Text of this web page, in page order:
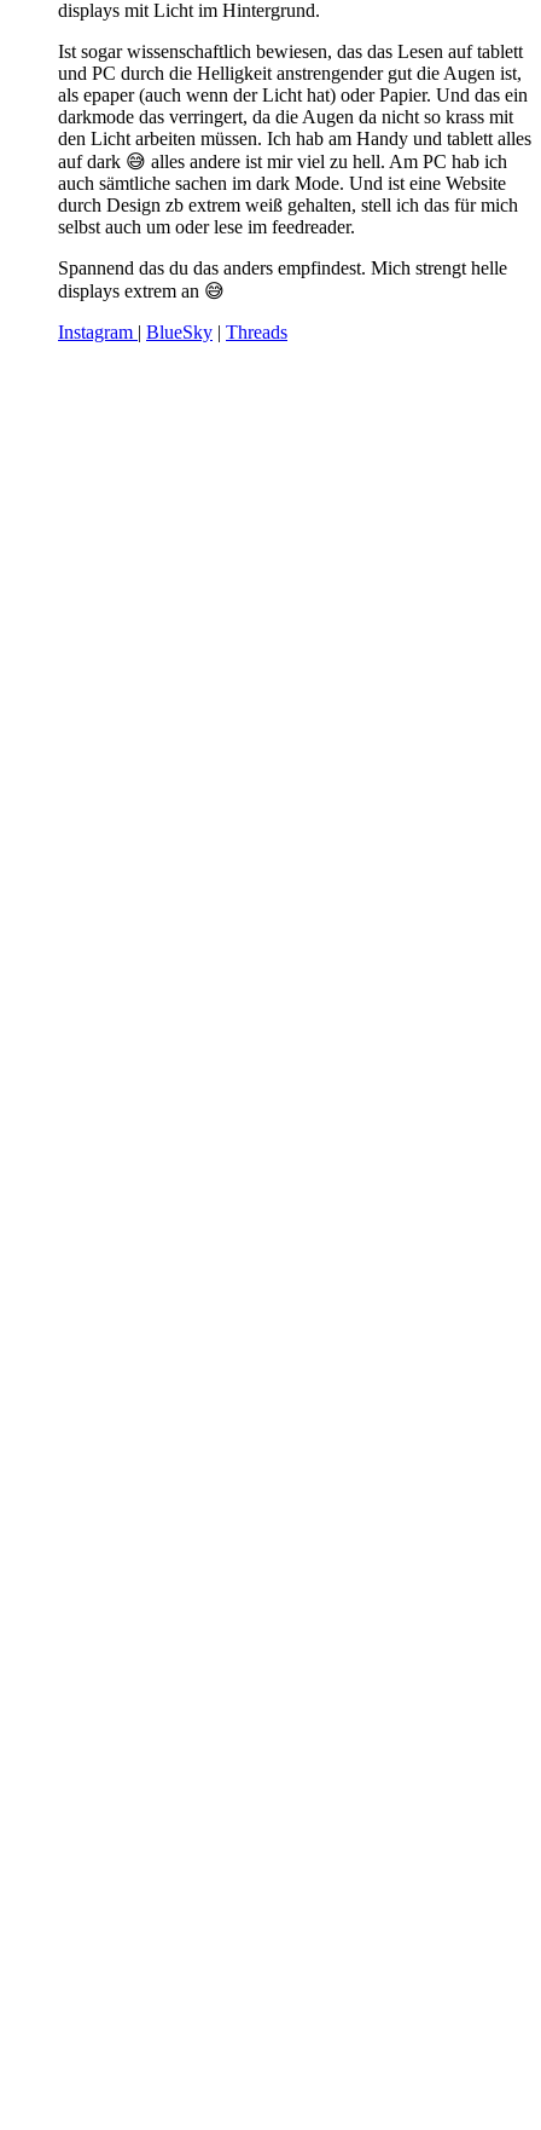
displays mit Licht im Hintergrund.
Ist sogar wissenschaftlich bewiesen, das das Lesen auf tablett
und PC durch die Helligkeit anstrengender gut die Augen ist,
als epaper (auch wenn der Licht hat) oder Papier. Und das ein
darkmode das verringert, da die Augen da nicht so krass mit
den Licht arbeiten müssen. Ich hab am Handy und tablett alles
auf dark 😅 alles andere ist mir viel zu hell. Am PC hab ich
auch sämtliche sachen im dark Mode. Und ist eine Website
durch Design zb extrem weiß gehalten, stell ich das für mich
selbst auch um oder lese im feedreader.
Spannend das du das anders empfindest. Mich strengt helle
displays extrem an 😅
Instagram | BlueSky | Threads